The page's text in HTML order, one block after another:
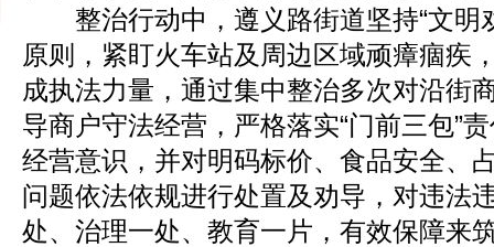
整治行动中，遵义路街道坚持“文明
原则，紧盯火车站及周边区域顽瘴痼疾
成执法力量，通过集中整治多次对沿街
导商户守法经营，严格落实“门前三包”
经营意识，并对明码标价、食品安全、
问题依法依规进行处置及劝导，对违法
处、治理一处、教育一片，有效保障来